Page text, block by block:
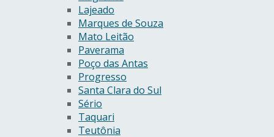
Lajeado
Marques de Souza
Mato Leitão
Paverama
Poço das Antas
Progresso
Santa Clara do Sul
Sério
Taquari
Teutônia